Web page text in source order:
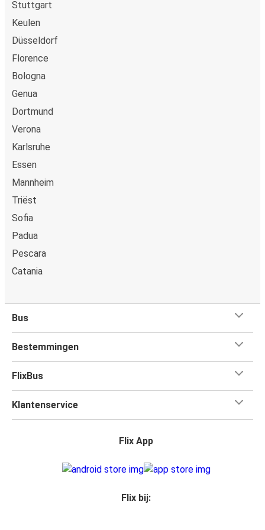
Stuttgart
Keulen
Düsseldorf
Florence
Bologna
Genua
Dortmund
Verona
Karlsruhe
Essen
Mannheim
Triëst
Sofia
Padua
Pescara
Catania
Bus
Bestemmingen
FlixBus
Klantenservice
Flix App
Flix bij: